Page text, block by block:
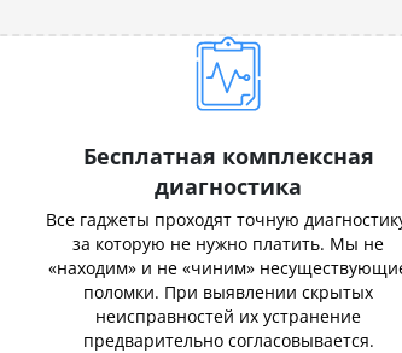
Бесплатная комплексная
диагностика
Все гаджеты проходят точную
за которую не нужно платить. Мы не
«находим» и не «чиним»
поломки. При выявлении скрытых
неисправностей их устранение
предварительно согласовывается.